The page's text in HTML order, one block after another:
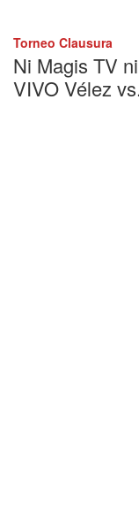
Torneo Clausura
Ni Magis TV
VIVO Vélez